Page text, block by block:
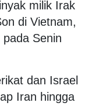
milik Irak
di Vietnam,
Senin
dan Israel
Iran hingga